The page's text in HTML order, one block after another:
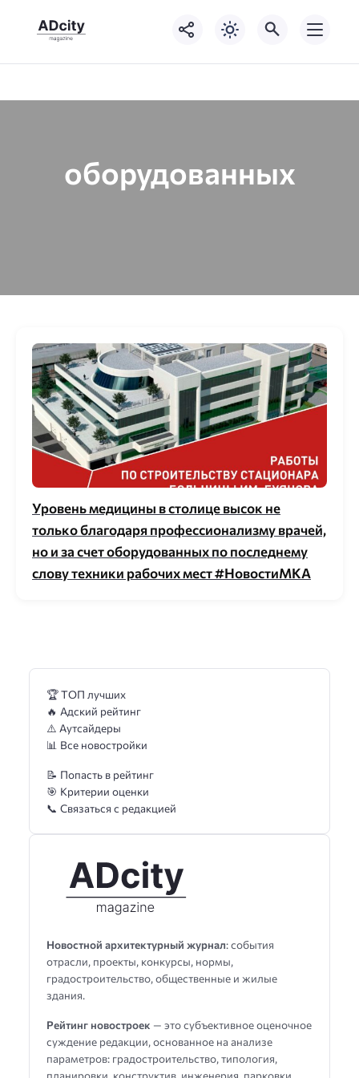
оборудованных
Уровень медицины в столице высок не
только благодаря профессионализму врачей,
но и за счет оборудованных по последнему
слову техники рабочих мест #НовостиМКА
Новостной архитектурный журнал: события
отрасли, проекты, конкурсы, нормы,
градостроительство, общественные и жилые
здания.
Рейтинг новостроек — это субъективное оценочное
суждение редакции, основанное на анализе
параметров: градостроительство, типология,
планировки, конструктив, инженерия, парковки,
🏆 ТОП лучших
🔥 Адский рейтинг
⚠️ Аутсайдеры
📊 Все новостройки
📝 Попасть в рейтинг
🎯 Критерии оценки
📞 Связаться с редакцией